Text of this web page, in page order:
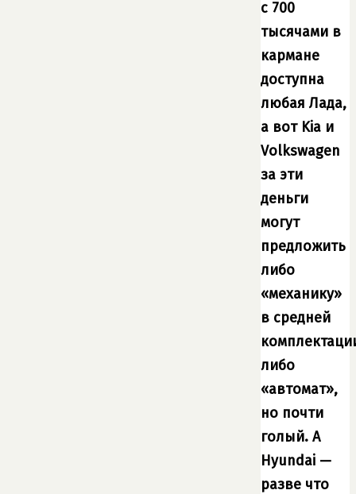
с 700
тысячами в
кармане
доступна
любая Лада,
а вот Kia и
Volkswagen
за эти
деньги
могут
предложить
либо
«механику»
в средней
либо
«автомат»,
но почти
голый. А
Hyundai —
разве что